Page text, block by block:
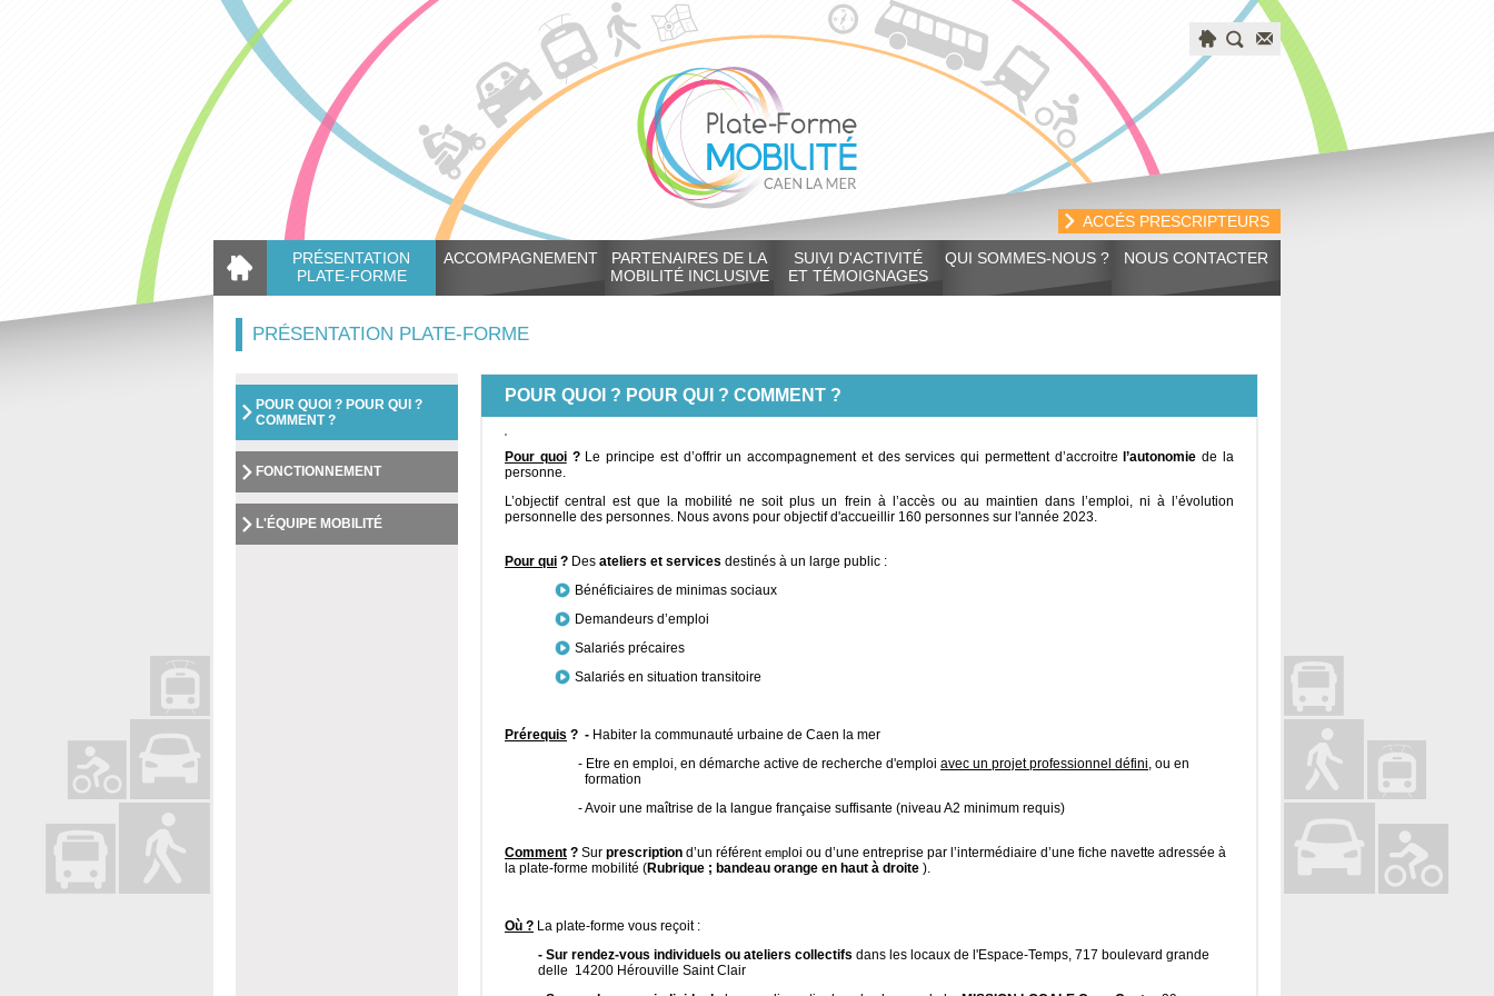
ACCÉS PRESCRIPTEURS
PRÉSENTATION
PLATE-FORME
ACCOMPAGNEMENT
PARTENAIRES DE LA
MOBILITÉ INCLUSIVE
SUIVI D'ACTIVITÉ
ET TÉMOIGNAGES
QUI SOMMES-NOUS ? NOUS CONTACTER
PRÉSENTATION PLATE-FORME
POUR QUOI ? POUR QUI ?
COMMENT ?
FONCTIONNEMENT
L'ÉQUIPE MOBILITÉ
POUR QUOI ? POUR QUI ? COMMENT ?
Pour quoi? Le principe est d’offrir un accompagnement et des services qui permettent d’accroitre l’autonomie de la
personne.
L’objectif central est que la mobilité ne soit plus un frein à l’accès ou au maintien dans l’emploi, ni à l’évolution
personnelle des personnes. Nous avons pour objectif d'accueillir 160 personnes sur l'année 2023.
Pour qui ? Des ateliers et services destinés à un large public :
Bénéficiaires de minimas sociaux
Demandeurs d’emploi
Salariés précaires
Salariés en situation transitoire
Prérequis ? - Habiter la communauté urbaine de Caen la mer
- Etre en emploi, en démarche active de recherche d'emploi avec un projet professionnel défini, ou en
formation
- Avoir une maîtrise de la langue française suffisante (niveau A2 minimum requis)
Comment ? Sur prescription d’un référent emp loi ou d’une entreprise par l’intermédiaire d’une fiche navette adressée à
la plate-forme mobilité (Rubrique ; bandeau orange en haut à droite ).
Où ? La plate-forme vous reçoit :
- Sur rendez-vous individuels ou ateliers collectifs dans les locaux de l'Espace-Temps, 717 boulevard grande
delle 14200 Hérouville Saint Clair